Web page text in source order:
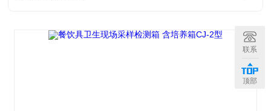
联系
顶部